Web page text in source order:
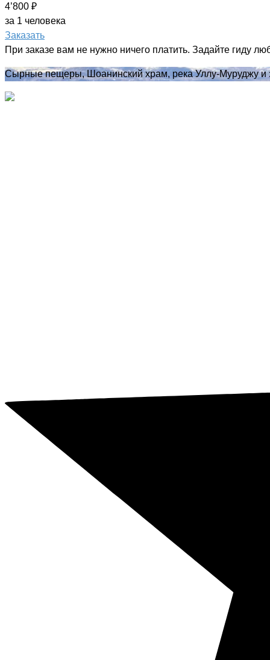
4’800 ₽
за 1 человека
Заказать
При заказе вам не нужно ничего платить. Задайте гиду
Сырные пещеры, Шоанинский храм, река Уллу-Муруджу и